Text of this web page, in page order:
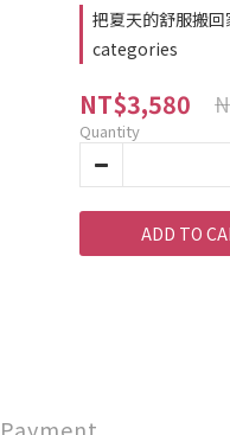
把夏天的舒服搬
categories
NT$3,580
Quantity
ADD TO